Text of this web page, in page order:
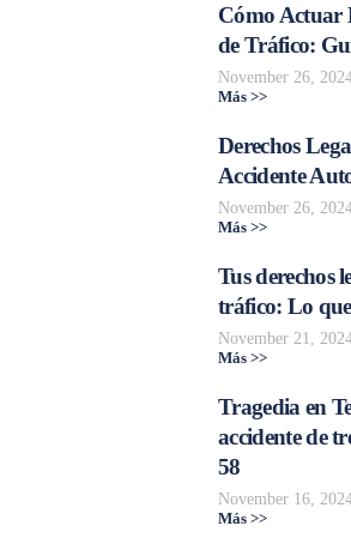
Cómo Actuar
de Tráfico:
November 26,
Más >>
Derechos
Accidente
November 26,
Más >>
Tus derechos
tráfico: Lo
November 21,
Más >>
Tragedia en
accidente de
58
November 16,
Más >>